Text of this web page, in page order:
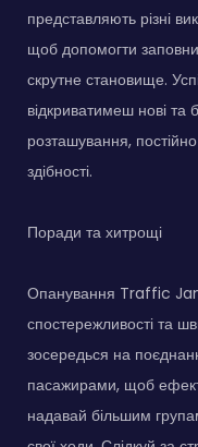
представляють різні
щоб допомогти
скрутне становище.
відкриватимеш нові та
розташування,
здібності.
Поради та хитрощі
Опанування Traffic
спостережливості та
зосередься на
пасажирами, щоб
надавай більшим